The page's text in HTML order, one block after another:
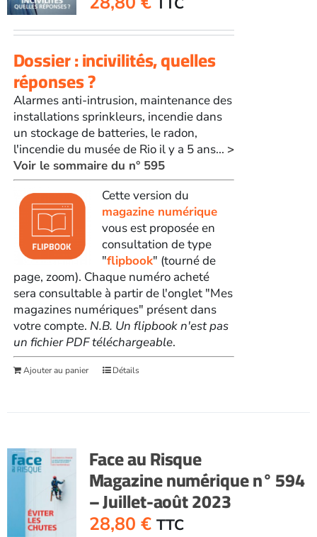
Dossier : incivilités, quelles
réponses ?
Alarmes anti-intrusion, maintenance des
installations sprinkleurs, incendie dans
un stockage de batteries, le radon,
l'incendie du musée de Rio il y a 5 ans... >
Voir le sommaire du n° 595
Cette version du
magazine numérique
vous est proposée en
consultation de type
"flipbook" (tourné de
page, zoom). Chaque numéro acheté
sera consultable à partir de l'onglet "Mes
magazines numériques" présent dans
votre compte. N.B. Un flipbook n'est pas
un fichier PDF téléchargeable.
Ajouter au panier Détails
Face au Risque
Magazine numérique n° 594
– Juillet-août 2023
28,80 € TTC